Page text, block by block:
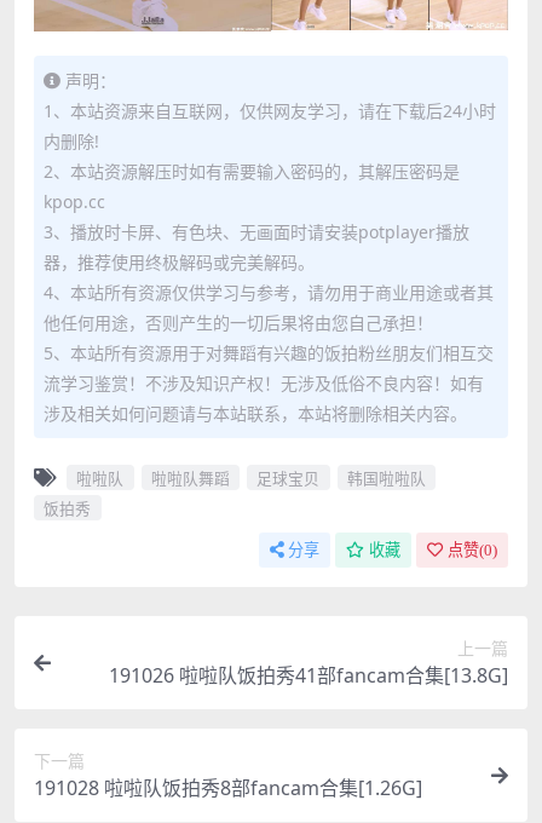
声明：
1、本站资源来自互联网，仅供网友学习，请在下载后24小时
内删除!
2、本站资源解压时如有需要输入密码的，其解压密码是
kpop.cc
3、播放时卡屏、有色块、无画面时请安装potplayer播放
器，推荐使用终极解码或完美解码。
4、本站所有资源仅供学习与参考，请勿用于商业用途或者其
他任何用途，否则产生的一切后果将由您自己承担！
5、本站所有资源用于对舞蹈有兴趣的饭拍粉丝朋友们相互交
流学习鉴赏！不涉及知识产权！无涉及低俗不良内容！如有
涉及相关如何问题请与本站联系，本站将删除相关内容。
啦啦队 啦啦队舞蹈 足球宝贝
韩国啦啦队
饭拍秀
分享 收藏 点赞(0)
上一篇
191026 啦啦队饭拍秀41部fancam合集[13.8G]
下一篇
191028 啦啦队饭拍秀8部fancam合集[1.26G]